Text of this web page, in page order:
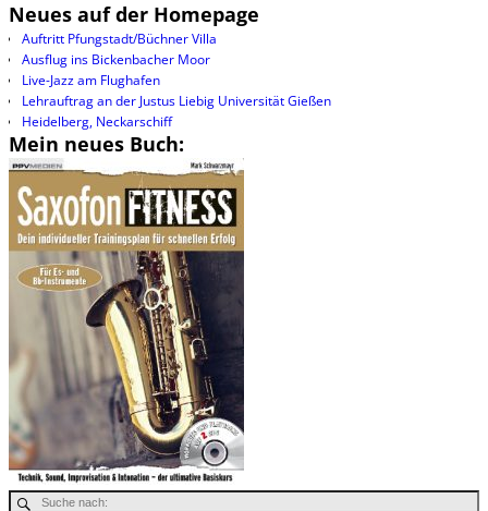
Neues auf der Homepage
Auftritt Pfungstadt/Büchner Villa
Ausflug ins Bickenbacher Moor
Live-Jazz am Flughafen
Lehrauftrag an der Justus Liebig Universität Gießen
Heidelberg, Neckarschiff
Mein neues Buch: